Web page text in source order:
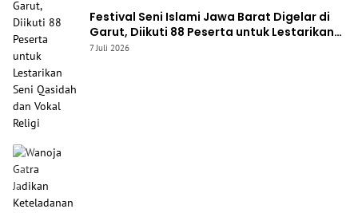
Festival Seni Islami Jawa Barat Digelar di
Garut, Diikuti 88 Peserta untuk Lestarikan
Seni Qasidah dan Vokal Religi
7 Juli 2026